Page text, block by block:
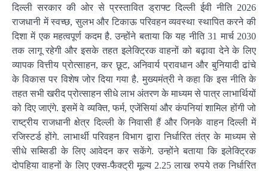
दिल्ली सरकार की ओर से प्रस्तावित ड्राफ्ट दिल्ली ईवी नीति 2026
राजधानी में स्वच्छ, सुलभ और टिकाऊ परिवहन व्यवस्था स्थापित करने की
दिशा में एक महत्वपूर्ण कदम है. उन्होंने बताया कि यह नीति 31 मार्च 2030
तक लागू रहेगी और इसके तहत इलेक्ट्रिक वाहनों को बढ़ावा देने के लिए
व्यापक वित्तीय प्रोत्साहन, कर छूट, अनिवार्य प्रावधान और बुनियादी ढांचे
के विकास पर विशेष जोर दिया गया है. मुख्यमंत्री ने कहा कि इस नीति के
तहत सभी खरीद प्रोत्साहन सीधे लाभ अंतरण के माध्यम से पात्र लाभार्थियों
को दिए जाएंगे. इसमें वे व्यक्ति, फर्म, एजेंसियां और कंपनियां शामिल होंगी जो
राष्ट्रीय राजधानी क्षेत्र दिल्ली के निवासी हैं और जिनके वाहन दिल्ली में
रजिस्टर्ड होंगे. लाभार्थी परिवहन विभाग द्वारा निर्धारित तंत्र के माध्यम से
सीधे सब्सिडी के लिए आवेदन कर सकेंगे. उन्होंने बताया कि इलेक्ट्रिक
दोपहिया वाहनों के लिए एक्स-फैक्ट्री मूल्य 2.25 लाख रुपये तक निर्धारित